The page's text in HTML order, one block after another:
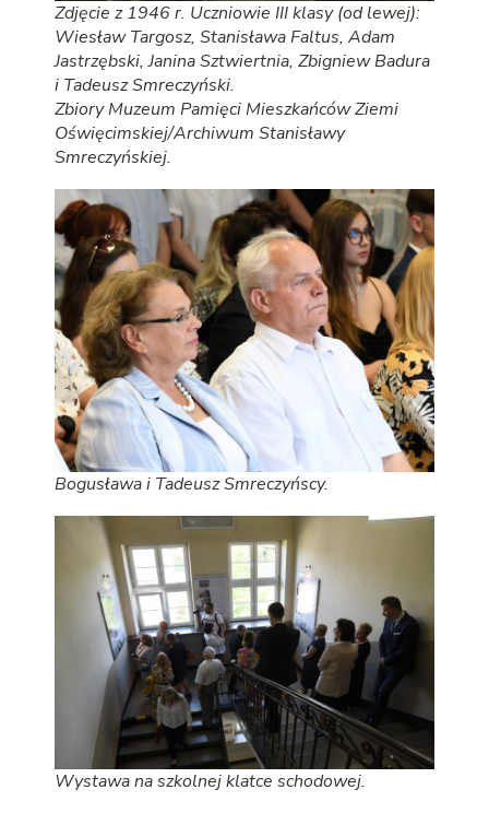
Zdjęcie z 1946 r. Uczniowie III klasy (od lewej):
Wiesław Targosz, Stanisława Faltus, Adam
Jastrzębski, Janina Sztwiertnia, Zbigniew Badura
i Tadeusz Smreczyński.
Zbiory Muzeum Pamięci Mieszkańców Ziemi
Oświęcimskiej/Archiwum Stanisławy
Smreczyńskiej.
Bogusława i Tadeusz Smreczyńscy.
Wystawa na szkolnej klatce schodowej.